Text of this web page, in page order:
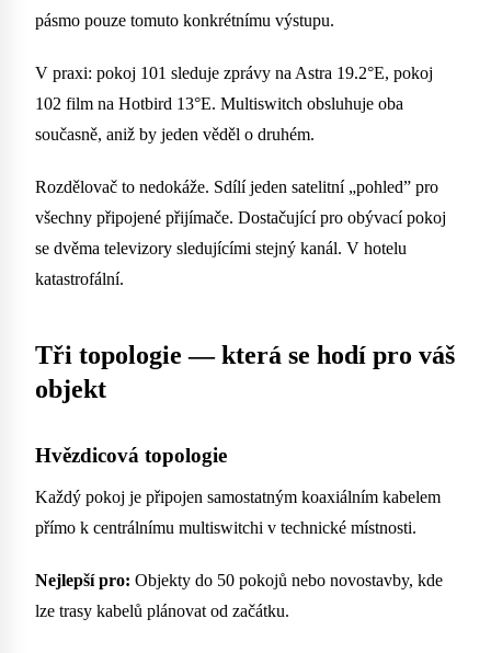
pásmo pouze tomuto konkrétnímu výstupu.
V praxi: pokoj 101 sleduje zprávy na Astra 19.2°E, pokoj
102 film na Hotbird 13°E. Multiswitch obsluhuje oba
současně, aniž by jeden věděl o druhém.
Rozdělovač to nedokáže. Sdílí jeden satelitní „pohled” pro
všechny připojené přijímače. Dostačující pro obývací pokoj
se dvěma televizory sledujícími stejný kanál. V hotelu
katastrofální.
Tři topologie — která se hodí pro váš
objekt
Hvězdicová topologie
Každý pokoj je připojen samostatným koaxiálním kabelem
přímo k centrálnímu multiswitchi v technické místnosti.
Nejlepší pro: Objekty do 50 pokojů nebo novostavby, kde
lze trasy kabelů plánovat od začátku.